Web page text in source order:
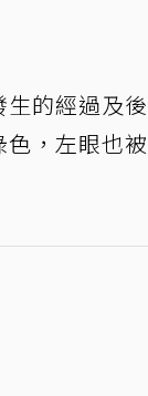
的經過及後
，左眼也被